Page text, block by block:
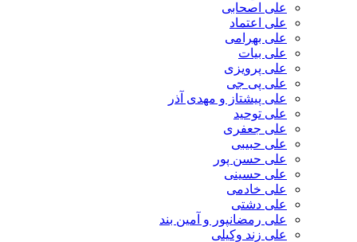
علی اصحابی
علی اعتماد
علی بهرامی
علی بیات
علی پرویزی
علی پی جی
علی پیشتاز و مهدی آذر
علی توحید
علی جعفری
علی حبیبی
علی حسن پور
علی حسینی
علی خادمی
علی دشتی
علی رمضانپور و آمین بند
علی زند وکیلی